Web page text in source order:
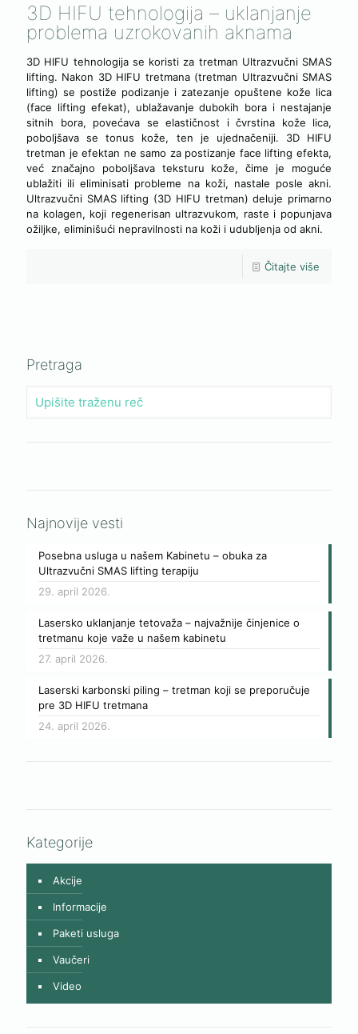
3D HIFU tehnologija – uklanjanje
problema uzrokovanih aknama
3D HIFU tehnologija se koristi za tretman Ultrazvučni SMAS
lifting. Nakon 3D HIFU tretmana (tretman Ultrazvučni SMAS
lifting) se postiže podizanje i zatezanje opuštene kože lica
(face lifting efekat), ublažavanje dubokih bora i nestajanje
sitnih bora, povećava se elastičnost i čvrstina kože lica,
poboljšava se tonus kože, ten je ujednačeniji. 3D HIFU
tretman je efektan ne samo za postizanje face lifting efekta,
već značajno poboljšava teksturu kože, čime je moguće
ublažiti ili eliminisati probleme na koži, nastale posle akni.
Ultrazvučni SMAS lifting (3D HIFU tretman) deluje primarno
na kolagen, koji regenerisan ultrazvukom, raste i popunjava
ožiljke, eliminišući nepravilnosti na koži i udubljenja od akni.
Čitajte više
Pretraga
Najnovije vesti
Posebna usluga u našem Kabinetu – obuka za
Ultrazvučni SMAS lifting terapiju
29. april 2026.
Lasersko uklanjanje tetovaža – najvažnije činjenice o
tretmanu koje važe u našem kabinetu
27. april 2026.
Laserski karbonski piling – tretman koji se preporučuje
pre 3D HIFU tretmana
24. april 2026.
Kategorije
Akcije
Informacije
Paketi usluga
Vaučeri
Video